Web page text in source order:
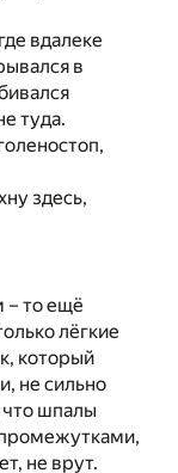
вдалеке
в
туда.
здесь,
– то ещё
лёгкие
который
не сильно
что шпалы
не врут.